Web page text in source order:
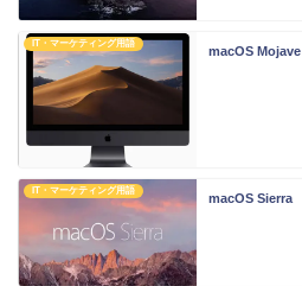
IT・マーケティング用語
macOS Mojave
IT・マーケティング用語
macOS Sierra